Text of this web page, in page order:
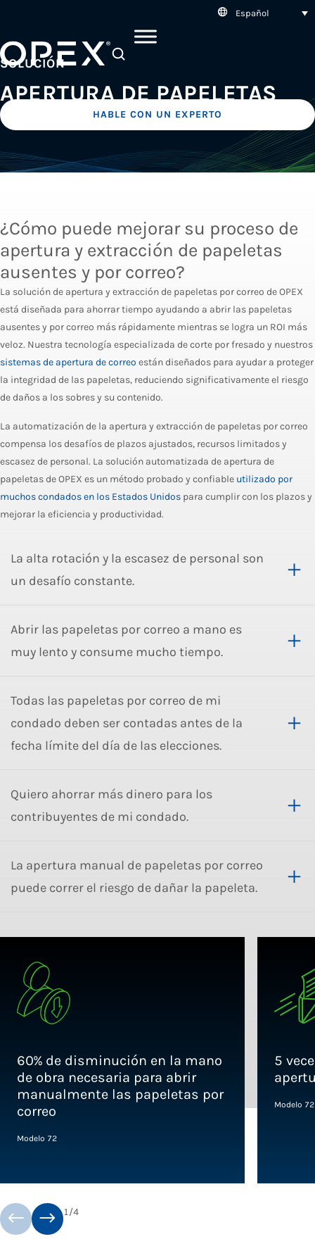
Español
SOLUCIÓN
APERTURA DE PAPELETAS
HABLE CON UN EXPERTO
¿Cómo puede mejorar su proceso de
apertura y extracción de papeletas
ausentes y por correo?
La solución de apertura y extracción de papeletas por correo de OPEX
está diseñada para ahorrar tiempo ayudando a abrir las papeletas
ausentes y por correo más rápidamente mientras se logra un ROI más
veloz. Nuestra tecnología especializada de corte por fresado y nuestros
sistemas de apertura de correo están diseñados para ayudar a proteger
la integridad de las papeletas, reduciendo significativamente el riesgo
de daños a los sobres y su contenido.
La automatización de la apertura y extracción de papeletas por correo
compensa los desafíos de plazos ajustados, recursos limitados y
escasez de personal. La solución automatizada de apertura de
papeletas de OPEX es un método probado y confiable utilizado por
muchos condados en los Estados Unidos para cumplir con los plazos y
mejorar la eficiencia y productividad.
La alta rotación y la escasez de personal son
un desafío constante.
Abrir las papeletas por correo a mano es
muy lento y consume mucho tiempo.
Todas las papeletas por correo de mi
condado deben ser contadas antes de la
fecha límite del día de las elecciones.
Quiero ahorrar más dinero para los
contribuyentes de mi condado.
La apertura manual de papeletas por correo
puede correr el riesgo de dañar la papeleta.
60% de disminución en la mano
de obra necesaria para abrir
manualmente las papeletas por
correo
Modelo 72
5
Modelo 72
1/4